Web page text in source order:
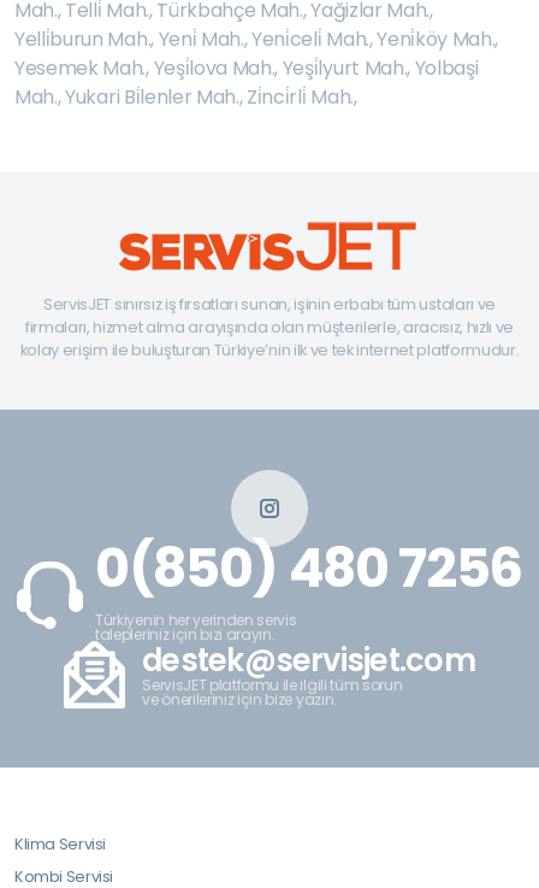
Mah.,Telli̇ Mah.,Türkbahçe Mah.,Yağizlar Mah.,
Yelli̇burun Mah.,Yeni̇ Mah.,Yeni̇celi̇ Mah.,Yeni̇köy Mah.,
Yesemek Mah.,Yeşi̇lova Mah.,Yeşi̇lyurt Mah.,Yolbaşi
Mah.,Yukari Bi̇lenler Mah.,Zi̇nci̇rli̇ Mah.,
ServisJET sınırsız iş fırsatları sunan, işinin erbabı tüm ustaları ve
firmaları, hizmet alma arayışında olan müşterilerle, aracısız, hızlı ve
kolay erişim ile buluşturan Türkiye’nin ilk ve tek internet platformudur.
0(850) 480 7256
Türkiyenin her yerinden servis
talepleriniz için bizi arayın.
destek@servisjet.com
ServisJET platformu ile ilgili tüm sorun
ve önerileriniz için bize yazın.
Klima Servisi
Kombi Servisi